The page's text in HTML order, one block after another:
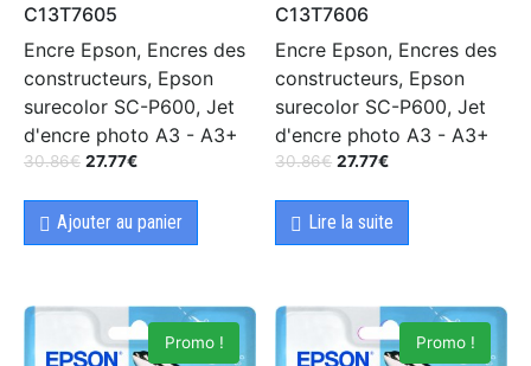
C13T7605
Encre Epson, Encres des
constructeurs, Epson
surecolor SC-P600, Jet
d'encre photo A3 - A3+
30.86€ 27.77€
Ajouter au panier
C13T7606
Encre Epson, Encres des
constructeurs, Epson
surecolor SC-P600, Jet
d'encre photo A3 - A3+
30.86€ 27.77€
Lire la suite
Promo ! Promo !